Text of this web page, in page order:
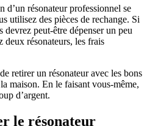
d’un résonateur professionnel se
utilisez des pièces de rechange. Si
devrez peut-être dépenser un peu
résonateurs, les frais
retirer un résonateur avec les bons
maison. En le faisant vous-même,
d’argent.
le résonateur